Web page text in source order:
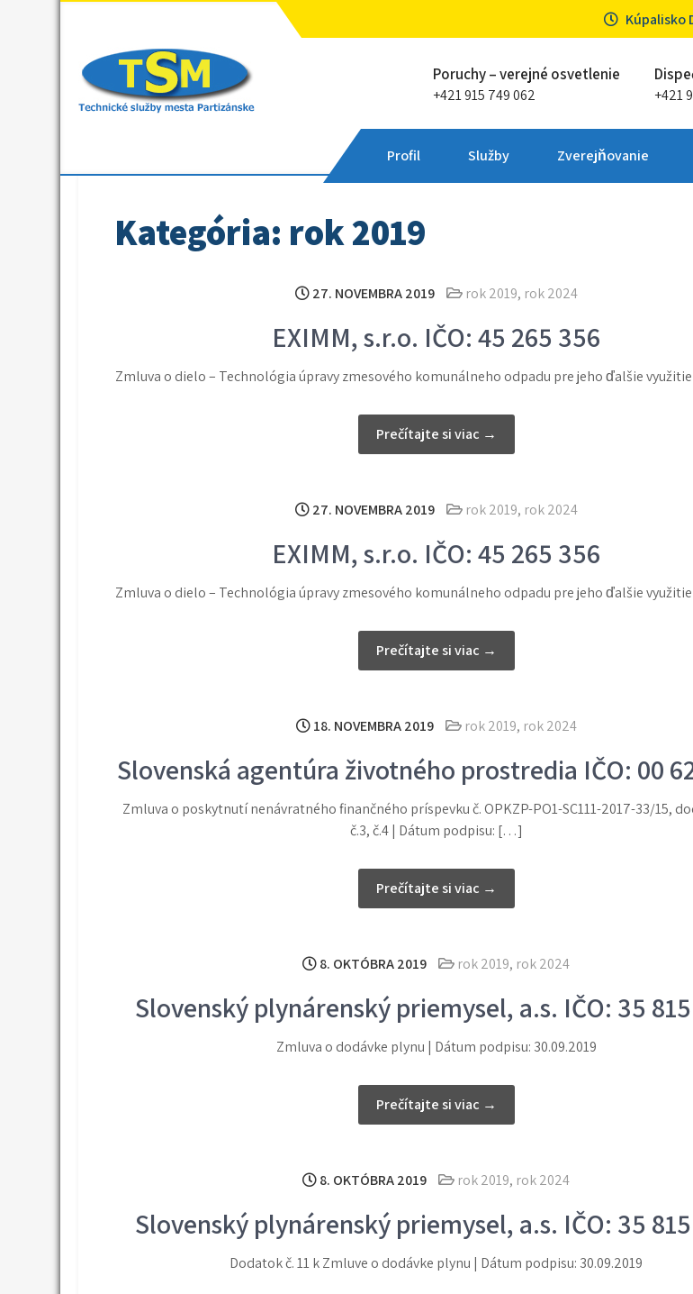
Kúpalisko
Technické služby mesta Partizánske
Poruchy – verejné osvetlenie
+421 915 749 062 +421
Profil Služby Zverejňovanie
Kategória: rok 2019
27. NOVEMBRA 2019 rok 2019, rok 2024
EXIMM, s.r.o. IČO: 45 265 356
Zmluva o dielo – Technológia úpravy zmesového komunálneho odpadu pre jeho ďalšie
Prečítajte si viac →
27. NOVEMBRA 2019 rok 2019, rok 2024
EXIMM, s.r.o. IČO: 45 265 356
Zmluva o dielo – Technológia úpravy zmesového komunálneho odpadu pre jeho ďalšie
Prečítajte si viac →
18. NOVEMBRA 2019 rok 2019, rok 2024
Slovenská agentúra životného prostredia IČO: 00
Zmluva o poskytnutí nenávratného finančného príspevku č. OPKZP-PO1-SC111-2017-33/15,
č.3, č.4 | Dátum podpisu: […]
Prečítajte si viac →
8. OKTÓBRA 2019 rok 2019, rok 2024
Slovenský plynárenský priemysel, a.s. IČO: 35
Zmluva o dodávke plynu | Dátum podpisu: 30.09.2019
Prečítajte si viac →
8. OKTÓBRA 2019 rok 2019, rok 2024
Slovenský plynárenský priemysel, a.s. IČO: 35
Dodatok č. 11 k Zmluve o dodávke plynu | Dátum podpisu: 30.09.2019